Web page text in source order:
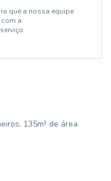
que a nossa equipe
a
135m² de área